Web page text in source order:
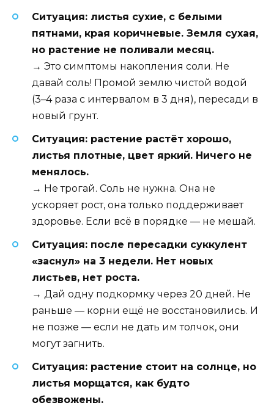
Ситуация: листья сухие, с белыми
пятнами, края коричневые. Земля сухая,
но растение не поливали месяц.
→ Это симптомы накопления соли. Не
давай соль! Промой землю чистой водой
(3–4 раза с интервалом в 3 дня), пересади в
новый грунт.
Ситуация: растение растёт хорошо,
листья плотные, цвет яркий. Ничего не
менялось.
→ Не трогай. Соль не нужна. Она не
ускоряет рост, она только поддерживает
здоровье. Если всё в порядке — не мешай.
Ситуация: после пересадки суккулент
«заснул» на 3 недели. Нет новых
листьев, нет роста.
→ Дай одну подкормку через 20 дней. Не
раньше — корни ещё не восстановились. И
не позже — если не дать им толчок, они
могут загнить.
Ситуация: растение стоит на солнце, но
листья морщатся, как будто
обезвожены.